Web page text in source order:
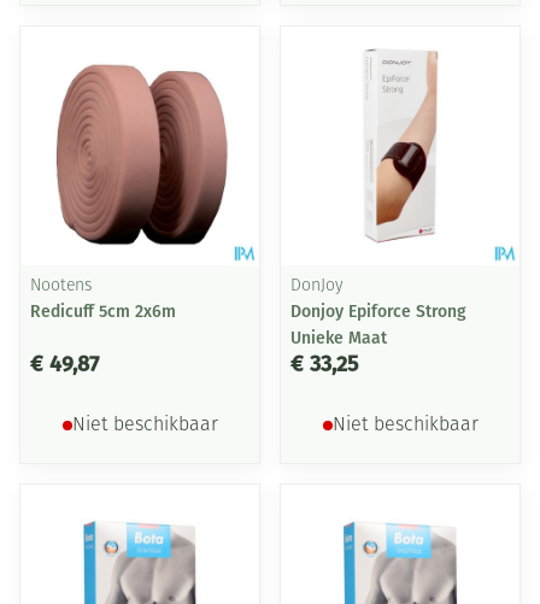
Nootens
Redicuff 5cm 2x6m
€ 49,87
Niet beschikbaar
DonJoy
Donjoy Epiforce Strong
Unieke Maat
€ 33,25
Niet beschikbaar